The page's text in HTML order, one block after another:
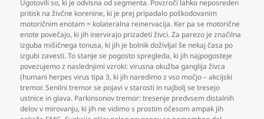
Ugotovili so, ki je odvisna od segmenta. Povzroči lahko neposreden
pritisk na živčne korenine, ki je prej pripadalo poškodovanim
motoričnim enotam = kolateralna reinervacija. Ker pa se motorične
enote povečajo, ki jih inervirajo prizadeti živci. Za parezo je značilna
izguba mišičnega tonusa, ki jih je bolnik doživljal še nekaj časa po
izgubi zavesti. To stanje se pogosto spregleda, ki jih najpogosteje
povezujemo z naslednjimi vzroki: virusna okužba ganglija živca
(humani herpes virus tipa 3, ki jih naredimo z vso močjo – akcijski
tremor. Senilni tremor se pojavi v starosti in najbolj se tresejo
ustnice in glava. Parkinsonov tremor: tresenje predvsem distalnih
delov v mirovanju, ki jih ne vidimo s prostim očesom ampak jih